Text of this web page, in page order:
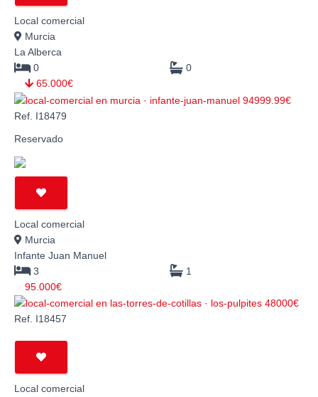
Local comercial
Murcia
La Alberca
0
0
65.000€
Ref. I18479
Reservado
Local comercial
Murcia
Infante Juan Manuel
3
1
95.000€
Ref. I18457
Local comercial